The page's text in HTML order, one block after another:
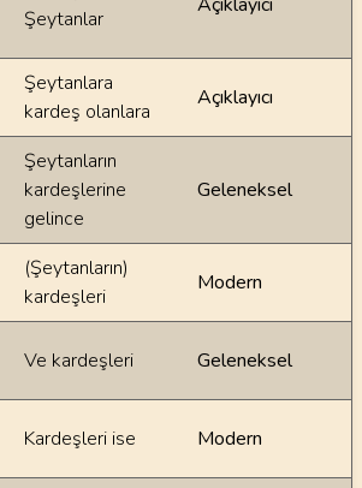
Şeytanlar
Şeytanlara
kardeş olanlara
Açıklayıcı
Şeytanların
kardeşlerine
gelince
Geleneksel
(Şeytanların)
kardeşleri
Modern
Ve kardeşleri Geleneksel
Kardeşleri ise Modern